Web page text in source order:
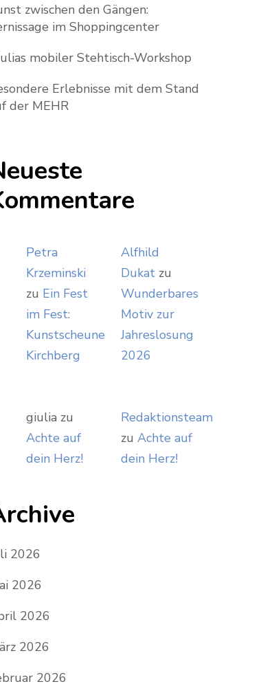
zwischen den Gängen:
im Shoppingcenter
mobiler Stehtisch-Workshop
Erlebnisse mit dem Stand
der MEHR
Petra
Krzeminski
zu Ein Fest
im Fest:
Kunstscheune
Kirchberg
Alfhild
Dukat zu
Wunderbares
Motiv zur
Jahreslosung
2026
giulia zu
Achte auf
dein Herz!
Redaktionsteam
zuAchte auf
dein Herz!
2026
2026
2026
2026
2026